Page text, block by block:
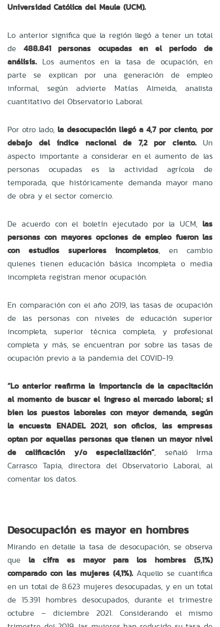
Universidad Católica del Maule (UCM).
Lo anterior significa que la región llegó a tener un total
de 488.841 personas ocupadas en el período de
análisis. Los aumentos en la tasa de ocupación, en
parte se explican por una generación de empleo
informal, según advierte Matías Almeida, analista
cuantitativo del Observatorio Laboral.
Por otro lado, la desocupación llegó a 4,7 por ciento, por
debajo del índice nacional de 7,2 por ciento.Un
aspecto importante a considerar en el aumento de las
personas ocupadas es la actividad agrícola de
temporada, que históricamente demanda mayor mano
de obra y el sector comercio.
De acuerdo con el boletín ejecutado por la UCM, las
personas con mayores opciones de empleo fueron las
con estudios superiores incompletos, en cambio
quienes tienen educación básica incompleta o media
incompleta registran menor ocupación.
En comparación con el año 2019, las tasas de ocupación
de las personas con niveles de educación superior
incompleta, superior técnica completa, y profesional
completa y más, se encuentran por sobre las tasas de
ocupación previo a la pandemia del COVID-19.
“Lo anterior reafirma la importancia de la capacitación
al momento de buscar el ingreso al mercado laboral; si
bien los puestos laborales con mayor demanda, según
la encuesta ENADEL 2021, son oficios, las empresas
optan por aquellas personas que tienen un mayor nivel
de calificación y/o especialización”, señaló Irma
Carrasco Tapia, directora del Observatorio Laboral, al
comentar los datos.
Desocupación es mayor en hombres
Mirando en detalle la tasa de desocupación, se observa
que la cifra es mayor para los hombres (5,1%)
comparado con las mujeres (4,1%). Aquello se cuantifica
en un total de 8.623 mujeres desocupadas, y en un total
de 15.391 hombres desocupados, durante el trimestre
octubre – diciembre 2021. Considerando el mismo